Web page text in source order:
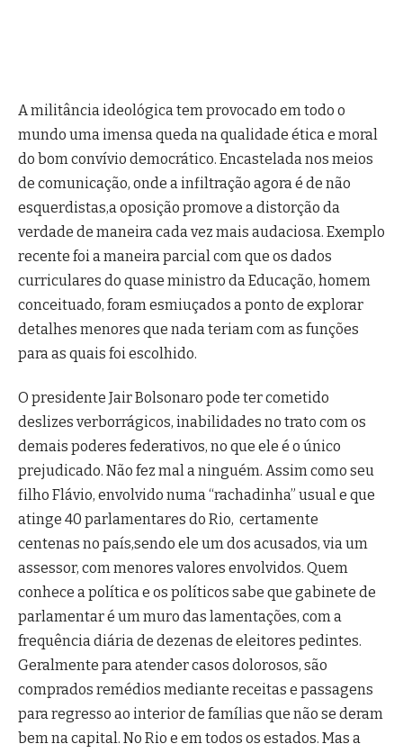
A militância ideológica tem provocado em todo o
mundo uma imensa queda na qualidade ética e moral
do bom convívio democrático. Encastelada nos meios
de comunicação, onde a infiltração agora é de não
esquerdistas,a oposição promove a distorção da
verdade de maneira cada vez mais audaciosa. Exemplo
recente foi a maneira parcial com que os dados
curriculares do quase ministro da Educação, homem
conceituado, foram esmiuçados a ponto de explorar
detalhes menores que nada teriam com as funções
para as quais foi escolhido.
O presidente Jair Bolsonaro pode ter cometido
deslizes verborrágicos, inabilidades no trato com os
demais poderes federativos, no que ele é o único
prejudicado. Não fez mal a ninguém. Assim como seu
filho Flávio, envolvido numa “rachadinha” usual e que
atinge 40 parlamentares do Rio, certamente
centenas no país,sendo ele um dos acusados, via um
assessor, com menores valores envolvidos. Quem
conhece a política e os políticos sabe que gabinete de
parlamentar é um muro das lamentações, com a
frequência diária de dezenas de eleitores pedintes.
Geralmente para atender casos dolorosos, são
comprados remédios mediante receitas e passagens
para regresso ao interior de famílias que não se deram
bem na capital. No Rio e em todos os estados. Mas a